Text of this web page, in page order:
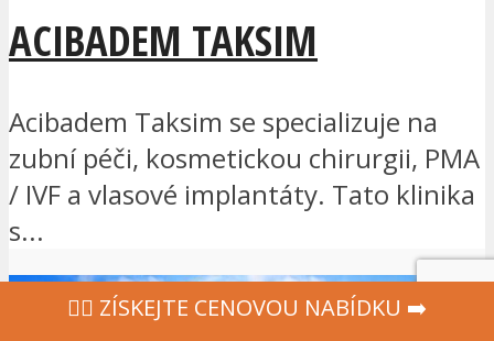
ACIBADEM TAKSIM
Acibadem Taksim se specializuje na
zubní péči, kosmetickou chirurgii, PMA
/ IVF a vlasové implantáty. Tato klinika
s...
‍👩‍⚕ ZÍSKEJTE CENOVOU NABÍDKU ➡️